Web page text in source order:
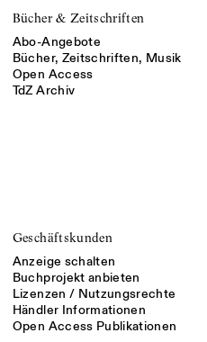
Bücher & Zeitschriften
Abo-Angebote
Bücher, Zeitschriften, Musik
Open Access
TdZ Archiv
Geschäftskunden
Anzeige schalten
Buchprojekt anbieten
Lizenzen / Nutzungsrechte
Händler Informationen
Open Access Publikationen